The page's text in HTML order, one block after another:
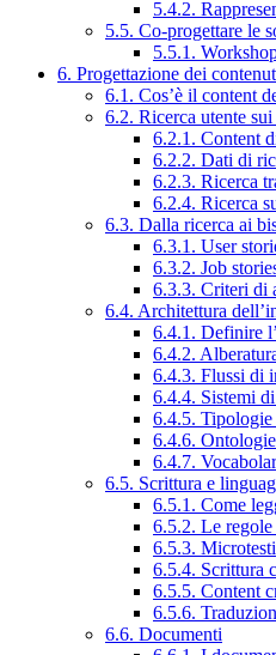
5.4.2.
5.5. Co-progettare le
5.5.1.
6. Progettazione dei
6.1. Cos’è il content
6.2. Ricerca utente
6.2.1. Content
6.2.2. Dati di
6.2.3. Ricerca
6.2.4. Ricerca
6.3. Dalla ricerca ai
6.3.1. User
6.3.2. Job
6.3.3. Criteri di
6.4. Architettura
6.4.1. Definire
6.4.2.
6.4.3. Flussi di
6.4.4. Sistemi
6.4.5.
6.4.6.
6.4.7.
6.5. Scrittura e
6.5.1. Come
6.5.2. Le
6.5.3. Microtesti
6.5.4. Scrittura
6.5.5. Content
6.5.6.
6.6. Documenti